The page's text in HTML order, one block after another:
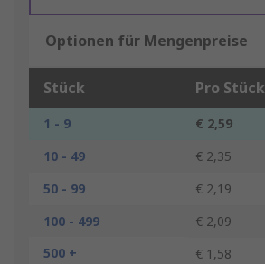
Optionen für Mengenpreise
Stück Pro Stück
1 - 9
€ 2,59
10 - 49
€ 2,35
50 - 99
€ 2,19
100 - 499
€ 2,09
500 +
€ 1,58